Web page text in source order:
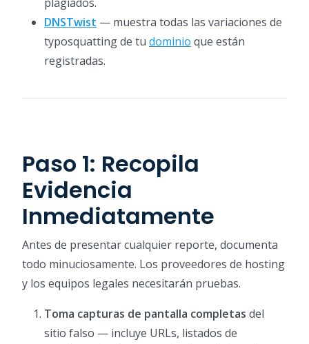
DNSTwist — muestra todas las variaciones de
typosquatting de tu dominio que están
registradas.
Paso 1: Recopila
Evidencia
Inmediatamente
Antes de presentar cualquier reporte, documenta
todo minuciosamente. Los proveedores de hosting
y los equipos legales necesitarán pruebas.
Toma capturas de pantalla completas del
sitio falso — incluye URLs, listados de